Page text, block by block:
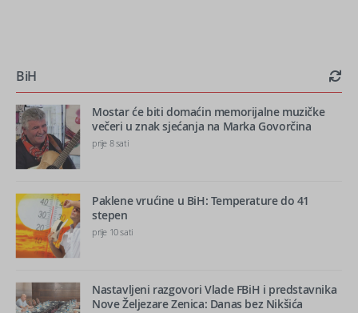
BiH
Mostar će biti domaćin memorijalne muzičke
večeri u znak sjećanja na Marka Govorčina
prije 8 sati
Paklene vrućine u BiH: Temperature do 41
stepen
prije 10 sati
Nastavljeni razgovori Vlade FBiH i predstavnika
Nove Željezare Zenica: Danas bez Nikšića